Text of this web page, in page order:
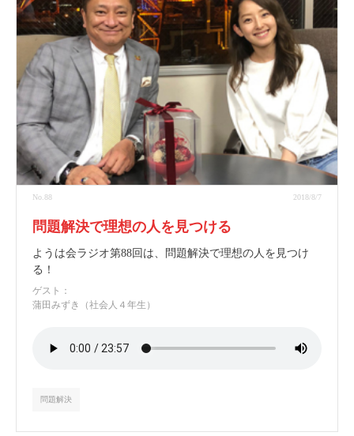
No.88 2018/8/7
問題解決で理想の人を見つける
ようは会ラジオ第88回は、問題解決で理想の人を見つけ
る！
ゲスト：
蒲田みずき（社会人４年生）
問題解決